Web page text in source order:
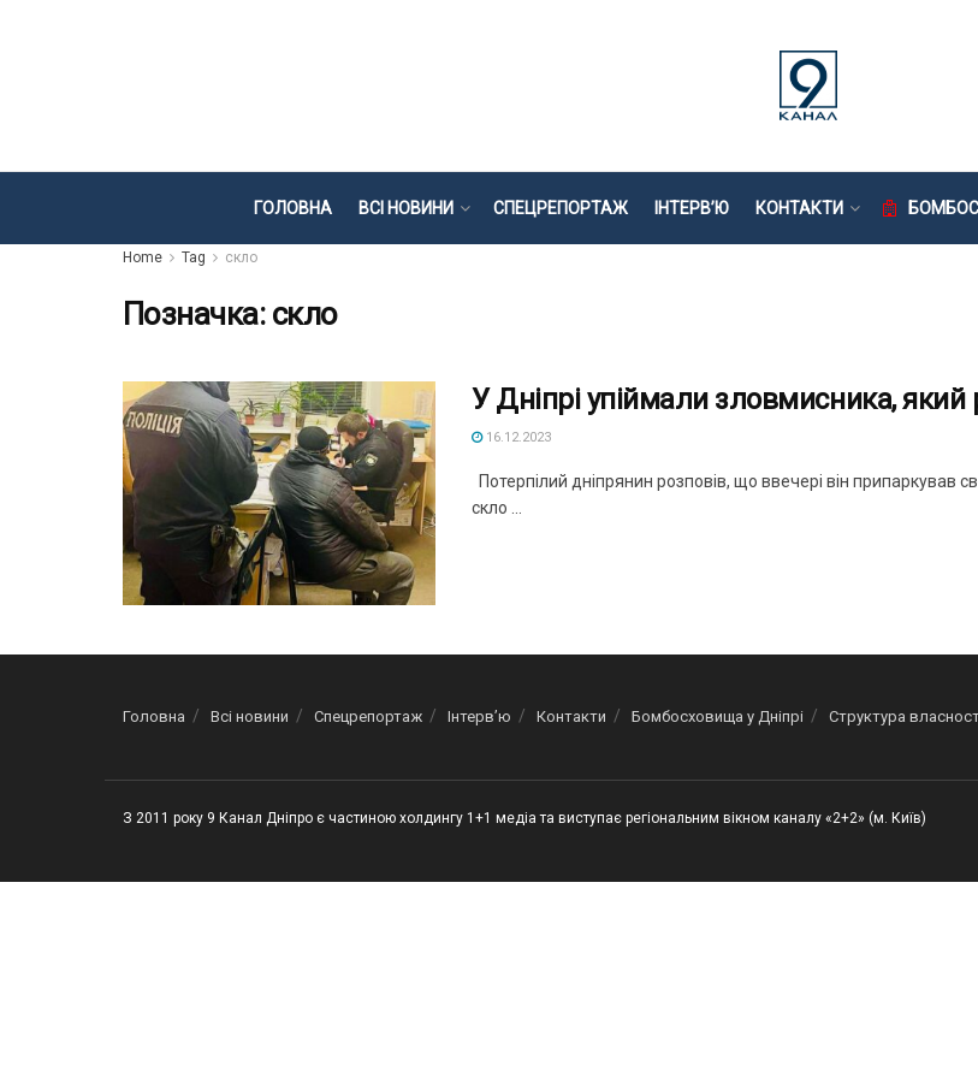
ГОЛОВНА ВСІ НОВИНИ СПЕЦРЕПОРТАЖ ІНТЕРВ’Ю КОНТАКТИ
Home Tag скло
Позначка: скло
У Дніпрі упіймали зловмисника, який
16.12.2023
Потерпілий дніпрянин розповів, що ввечері він припаркував
скло ...
Головна Всі новини Спецрепортаж Інтерв’ю Контакти Бомбосховища у Дніпрі Структура
З 2011 року 9 Канал Дніпро є частиною холдингу 1+1 медіа та виступає регіональним вікном каналу «2+2» (м. Київ)